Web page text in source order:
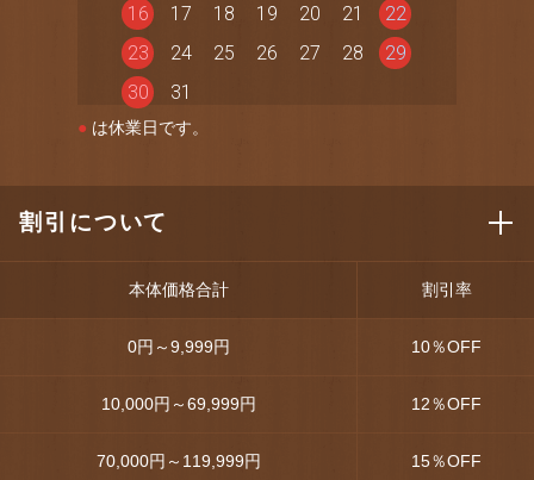
16
17 18 19 20 21
22
23
24 25 26 27 28
29
30
31
● は休業日です。
割引について
本体価格合計 割引率
0円～9,999円 10％OFF
10,000円～69,999円 12％OFF
70,000円～119,999円 15％OFF